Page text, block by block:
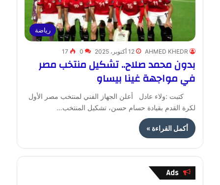
رياضة
AHMED KHEDR 12 أكتوبر، 2025 0
17
بدون محمد صلاح.. تشكيل منتخب مصر
في مواجهة غينا بيساو
كتبت :ولاء عادل أعلن الجهاز الفني لمنتخب مصر الأول
لكرة القدم بقيادة حسام حسن، تشكيل المنتخب…
أكمل القراءة »
Ads